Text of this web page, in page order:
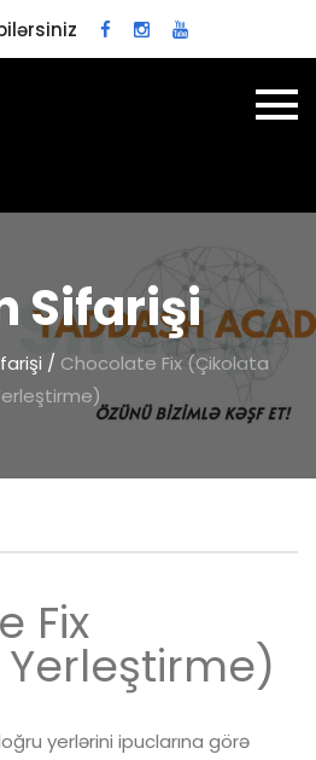
Sifarişi
/ Chocolate Fix (Çikolata
Fix
yerlərini ipuclarına görə